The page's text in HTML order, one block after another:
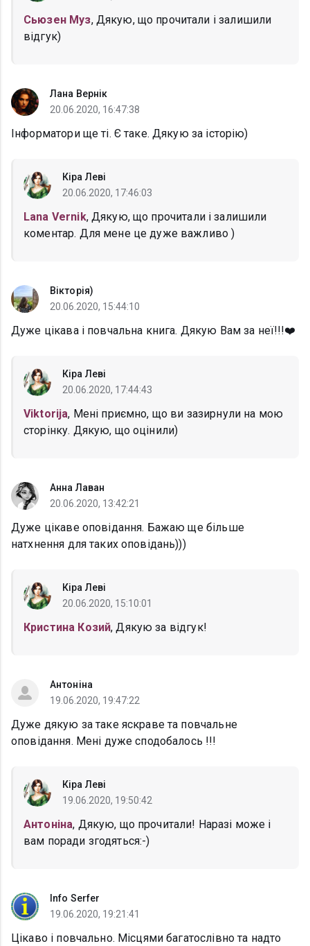
Сьюзен Муз, Дякую, що прочитали і залишили
відгук)
Лана Вернік
20.06.2020, 16:47:38
Інформатори ще ті. Є таке. Дякую за історію)
Кіра Леві
20.06.2020, 17:46:03
Lana Vernik, Дякую, що прочитали і залишили
коментар. Для мене це дуже важливо )
Вікторія)
20.06.2020, 15:44:10
Дуже цікава і повчальна книга. Дякую Вам за неї!!!❤️
Кіра Леві
20.06.2020, 17:44:43
Viktorija, Мені приємно, що ви зазирнули на мою
сторінку. Дякую, що оцінили)
Анна Лаван
20.06.2020, 13:42:21
Дуже цікаве оповідання. Бажаю ще більше
натхнення для таких оповідань)))
Кіра Леві
20.06.2020, 15:10:01
Кристина Козий, Дякую за відгук!
Антоніна
19.06.2020, 19:47:22
Дуже дякую за таке яскраве та повчальне
оповідання. Мені дуже сподобалось !!!
Кіра Леві
19.06.2020, 19:50:42
Антоніна, Дякую, що прочитали! Наразі може і
вам поради згодяться:-)
Info Serfer
19.06.2020, 19:21:41
Цікаво і повчально. Місцями багатослівно та надто